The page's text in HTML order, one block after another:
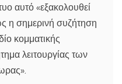
αυτό «εξακολουθεί
η σημερινή συζήτηση
κομματικής
λειτουργίας των